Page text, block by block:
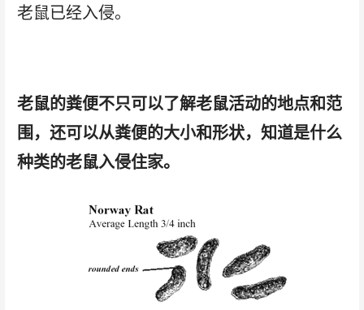
老鼠已经入侵。
老鼠的粪便不只可以了解老鼠活动的地点和范
围，还可以从粪便的大小和形状，知道是什么
种类的老鼠入侵住家。